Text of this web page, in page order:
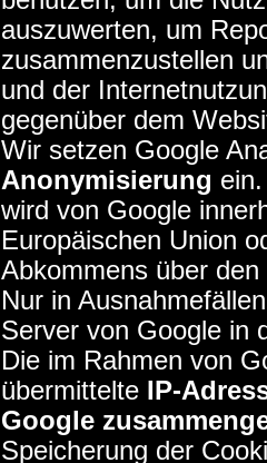
auszuwerten, um
zusammenzustellen
und der
gegenüber dem
Wir setzen Google
Anonymisierung
wird von Google
Europäischen Union
Abkommens über
Nur in
Server von Google in
Die im Rahmen von
übermittelte
IP-
Google
Speicherung der